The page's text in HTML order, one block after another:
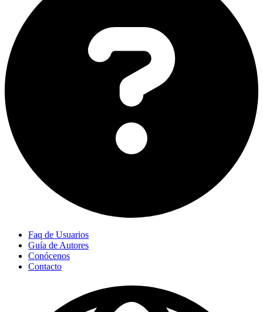
Faq de Usuarios
Guía de Autores
Conócenos
Contacto